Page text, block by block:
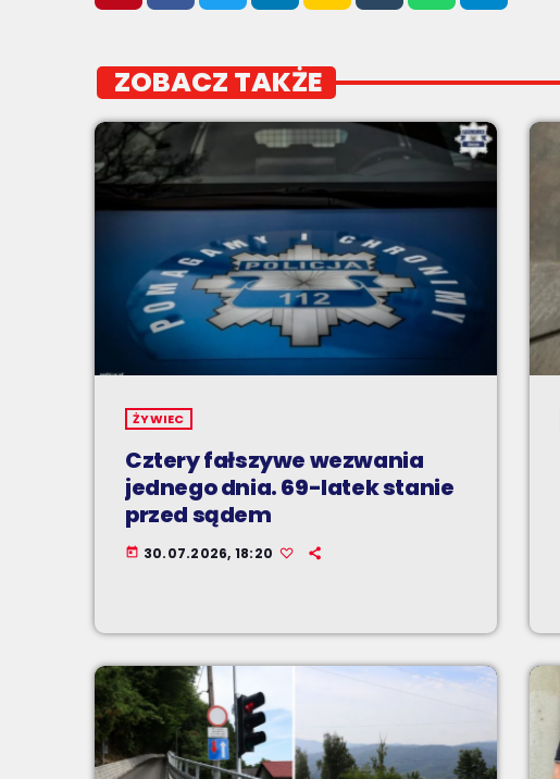
ZOBACZ TAKŻE
ŻYWIEC
Cztery fałszywe wezwania
jednego dnia. 69-latek stanie
przed sądem
today 30.07.2026, 18:20